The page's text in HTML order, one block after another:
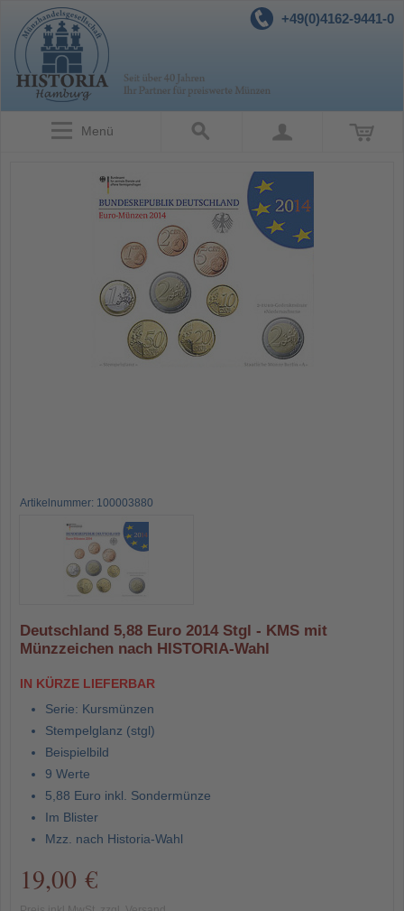
+49(0)4162-9441-0
Menü
Artikelnummer: 100003880
Deutschland 5,88 Euro 2014 Stgl - KMS mit
Münzzeichen nach HISTORIA-Wahl
IN KÜRZE LIEFERBAR
Serie: Kursmünzen
Stempelglanz (stgl)
Beispielbild
9 Werte
5,88 Euro inkl. Sondermünze
Im Blister
Mzz. nach Historia-Wahl
19,00 €